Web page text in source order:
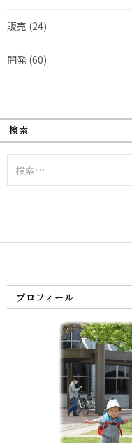
販売 (24)
開発 (60)
検索
索:
プロフィール